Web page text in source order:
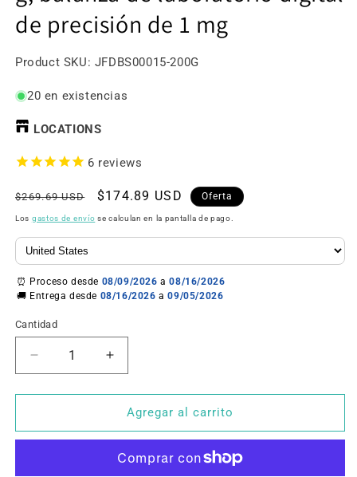
de precisión de 1 mg
SKU:
Product SKU: JFDBS00015-200G
20 en existencias
LOCATIONS
6 reviews
Precio
habitual
$269.69 USD
Precio
de
oferta
$174.89 USD Oferta
Los gastos de envío se calculan en la pantalla de pago.
⏰ Proceso desde 08/09/2026 a08/16/2026
🚚 Entrega desde 08/16/2026 a09/05/2026
Cantidad
Reducir
cantidad
para
analítica
Aumentar
cantidad
para
Balanza
analítica
200
Agregar al carrito